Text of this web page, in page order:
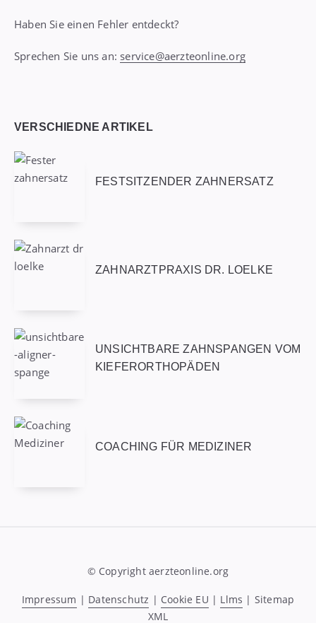
Haben Sie einen Fehler entdeckt?
Sprechen Sie uns an: service@aerzteonline.org
VERSCHIEDNE ARTIKEL
FESTSITZENDER ZAHNERSATZ
ZAHNARZTPRAXIS DR. LOELKE
UNSICHTBARE ZAHNSPANGEN VOM
KIEFERORTHOPÄDEN
COACHING FÜR MEDIZINER
© Copyright aerzteonline.org
Impressum | Datenschutz | Cookie EU | Llms | Sitemap
XML